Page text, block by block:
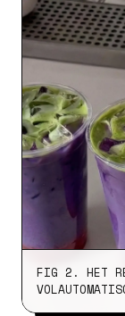
FIG 2. HET